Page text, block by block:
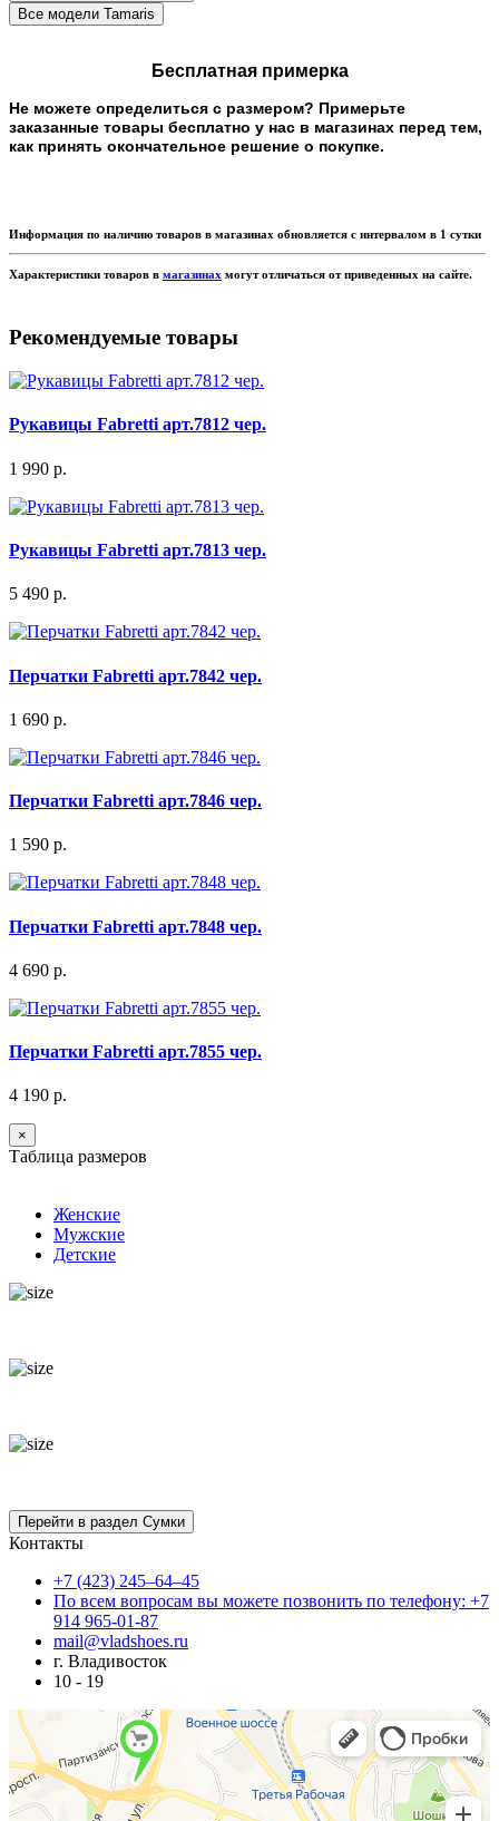
Бесплатная примерка
Не можете определиться с размером? Примерьте
заказанные товары бесплатно у нас в магазинах перед тем,
как принять окончательное решение о покупке.
Информация по наличию товаров в магазинах обновляется с интервалом в 1 сутки
Характеристики товаров в магазинах могут отличаться от приведенных на сайте.
Рекомендуемые товары
Рукавицы Fabretti арт.7812 чер.
1 990 р.
Рукавицы Fabretti арт.7813 чер.
5 490 р.
Перчатки Fabretti арт.7842 чер.
1 690 р.
Перчатки Fabretti арт.7846 чер.
1 590 р.
Перчатки Fabretti арт.7848 чер.
4 690 р.
Перчатки Fabretti арт.7855 чер.
4 190 р.
×
Таблица размеров
Женские
Мужские
Детские
Контакты
+7 (423) 245–64–45
По всем вопросам вы можете позвонить по телефону: +7
914 965-01-87
mail@vladshoes.ru
г. Владивосток
10 - 19